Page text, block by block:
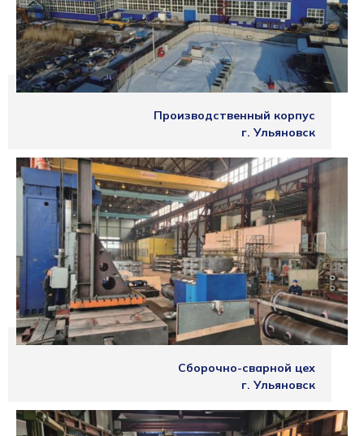
Производственный корпус
г. Ульяновск
Сборочно-сварной цех
г. Ульяновск